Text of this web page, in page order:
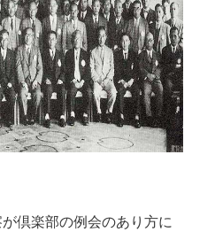
倶楽部の例会のあり方に